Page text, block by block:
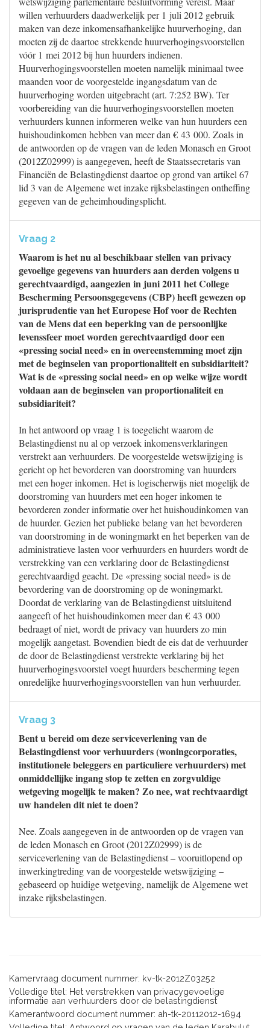
willen verhuurders daadwerkelijk per 1 juli 2012 gebruik
maken van deze inkomensafhankelijke huurverhoging, dan
moeten zij de daartoe strekkende huurverhogingsvoorstellen
vóór 1 mei 2012 bij hun huurders indienen.
Huurverhogingsvoorstellen moeten namelijk minimaal twee
maanden voor de voorgestelde ingangsdatum van de
huurverhoging worden uitgebracht (art. 7:252 BW). Ter
voorbereiding van die huurverhogingsvoorstellen moeten
verhuurders kunnen informeren welke van hun huurders een
huishoudinkomen hebben van meer dan € 43 000. Zoals in
de antwoorden op de vragen van de leden Monasch en Groot
(2012Z02999) is aangegeven, heeft de Staatssecretaris van
Financiën de Belastingdienst daartoe op grond van artikel 67
lid 3 van de Algemene wet inzake rijksbelastingen ontheffing
gegeven van de geheimhoudingsplicht.
Vraag 2
Waarom is het nu al beschikbaar stellen van privacy
gevoelige gegevens van huurders aan derden volgens u
gerechtvaardigd, aangezien in juni 2011 het College
Bescherming Persoonsgegevens (CBP) heeft gewezen op
jurisprudentie van het Europese Hof voor de Rechten
van de Mens dat een beperking van de persoonlijke
levenssfeer moet worden gerechtvaardigd door een
«pressing social need» en in overeenstemming moet zijn
met de beginselen van proportionaliteit en subsidiariteit?
Wat is de «pressing social need» en op welke wijze wordt
voldaan aan de beginselen van proportionaliteit en
subsidiariteit?
In het antwoord op vraag 1 is toegelicht waarom de
Belastingdienst nu al op verzoek inkomensverklaringen
verstrekt aan verhuurders. De voorgestelde wetswijziging is
gericht op het bevorderen van doorstroming van huurders
met een hoger inkomen. Het is logischerwijs niet mogelijk de
doorstroming van huurders met een hoger inkomen te
bevorderen zonder informatie over het huishoudinkomen van
de huurder. Gezien het publieke belang van het bevorderen
van doorstroming in de woningmarkt en het beperken van de
administratieve lasten voor verhuurders en huurders wordt de
verstrekking van een verklaring door de Belastingdienst
gerechtvaardigd geacht. De «pressing social need» is de
bevordering van de doorstroming op de woningmarkt.
Doordat de verklaring van de Belastingdienst uitsluitend
aangeeft of het huishoudinkomen meer dan € 43 000
bedraagt of niet, wordt de privacy van huurders zo min
mogelijk aangetast. Bovendien biedt de eis dat de verhuurder
de door de Belastingdienst verstrekte verklaring bij het
huurverhogingsvoorstel voegt huurders bescherming tegen
onredelijke huurverhogingsvoorstellen van hun verhuurder.
Vraag 3
Bent u bereid om deze serviceverlening van de
Belastingdienst voor verhuurders (woningcorporaties,
institutionele beleggers en particuliere verhuurders) met
onmiddellijke ingang stop te zetten en zorgvuldige
wetgeving mogelijk te maken? Zo nee, wat rechtvaardigt
uw handelen dit niet te doen?
Nee. Zoals aangegeven in de antwoorden op de vragen van
de leden Monasch en Groot (2012Z02999) is de
serviceverlening van de Belastingdienst – vooruitlopend op
inwerkingtreding van de voorgestelde wetswijziging –
gebaseerd op huidige wetgeving, namelijk de Algemene wet
inzake rijksbelastingen.
Kamervraag document nummer: kv-tk-2012Z03252
Volledige titel: Het verstrekken van privacygevoelige
informatie aan verhuurders door de belastingdienst
Kamerantwoord document nummer: ah-tk-20112012-1694